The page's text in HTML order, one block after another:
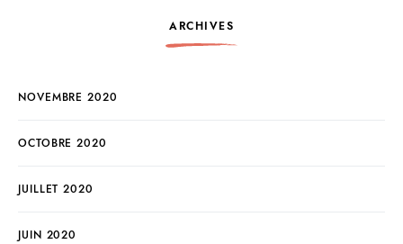
ARCHIVES
NOVEMBRE 2020
OCTOBRE 2020
JUILLET 2020
JUIN 2020